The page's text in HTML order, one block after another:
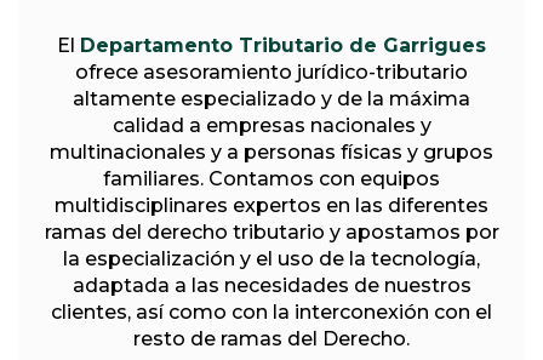
El
Departamento Tributario de Garrigues
ofrece asesoramiento jurídico-tributario
altamente especializado y de la máxima
calidad a empresas nacionales y
multinacionales y a personas físicas y grupos
familiares. Contamos con equipos
multidisciplinares expertos en las diferentes
ramas del derecho tributario y apostamos por
la especialización y el uso de la tecnología,
adaptada a las necesidades de nuestros
clientes, así como con la interconexión con el
resto de ramas del Derecho.